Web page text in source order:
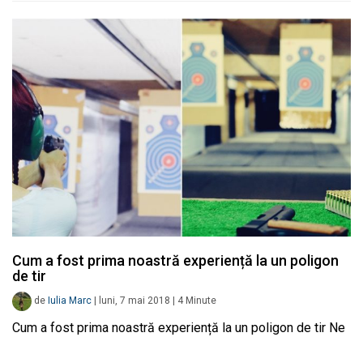
Cum a fost prima noastră experiență la un poligon
de tir
de Iulia Marc luni, 7 mai 2018 4 Minute
Cum a fost prima noastră experiență la un poligon de tir Ne